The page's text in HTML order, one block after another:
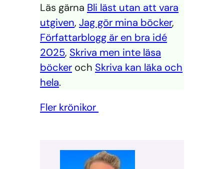
Läs gärna Bli läst utan att vara
utgiven, Jag gör mina böcker,
Författarblogg är en bra idé
2025, Skriva men inte läsa
böcker och Skriva kan läka och
hela.
Fler krönikor